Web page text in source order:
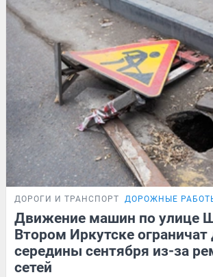
ДОРОГИ И ТРАНСПОРТ ДОРОЖНЫЕ
Движение машин по улице
Втором Иркутске ограничат
середины сентября из-за
сетей